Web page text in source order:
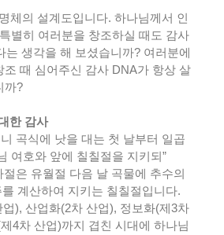
체의 설계도입니다. 하나님께서 인
특별히 여러분을 창조하실 때도 감사
는 생각을 해 보셨습니까? 여러분에
조 때 심어주신 감사 DNA가 항상 살
까?
한 감사
곡식에 낫을 대는 첫 날부터 일곱
여호와 앞에 칠칠절을 지키되”
절은 유월절 다음 날 곡물에 추수의
를 계산하여 지키는 칠칠절입니다.
업), 산업화(2차 산업), 정보화(제3차
제4차 산업)까지 겹친 시대에 하나님